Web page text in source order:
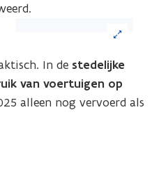
de
afbeelding
voor
In de stedelijke
van voertuigen op
alleen nog vervoerd als